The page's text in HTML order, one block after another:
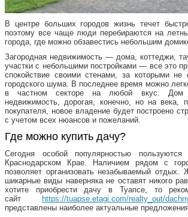
В центре больших городов жизнь течет
поэтому все чаще люди перебираются на
города, где можно обзавестись небольшим
Загородная недвижимость — дома, коттеджи,
участки с небольшими постройками — все это
спокойствие своими стенами, за которыми
городского шума. В последнее время можно
в частном секторе на любой вкус.
недвижимость, дорогая, конечно, но на века,
покупателя, новое владение будет построено
с учетом всех нюансов и пожеланий.
Где можно купить дачу?
Сегодня особой популярностью
Краснодарском Крае. Наличием рядом с
позволяет организовать незабываемый
шикарные виды наверняка не оставят никого
хотите приобрести дачу в Туапсе, то
сайт
https://tuapse.etagi.com/realty_out/
представлены наиболее актуальные